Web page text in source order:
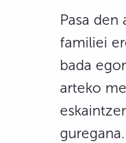
Pasa
familiei
bada
arteko